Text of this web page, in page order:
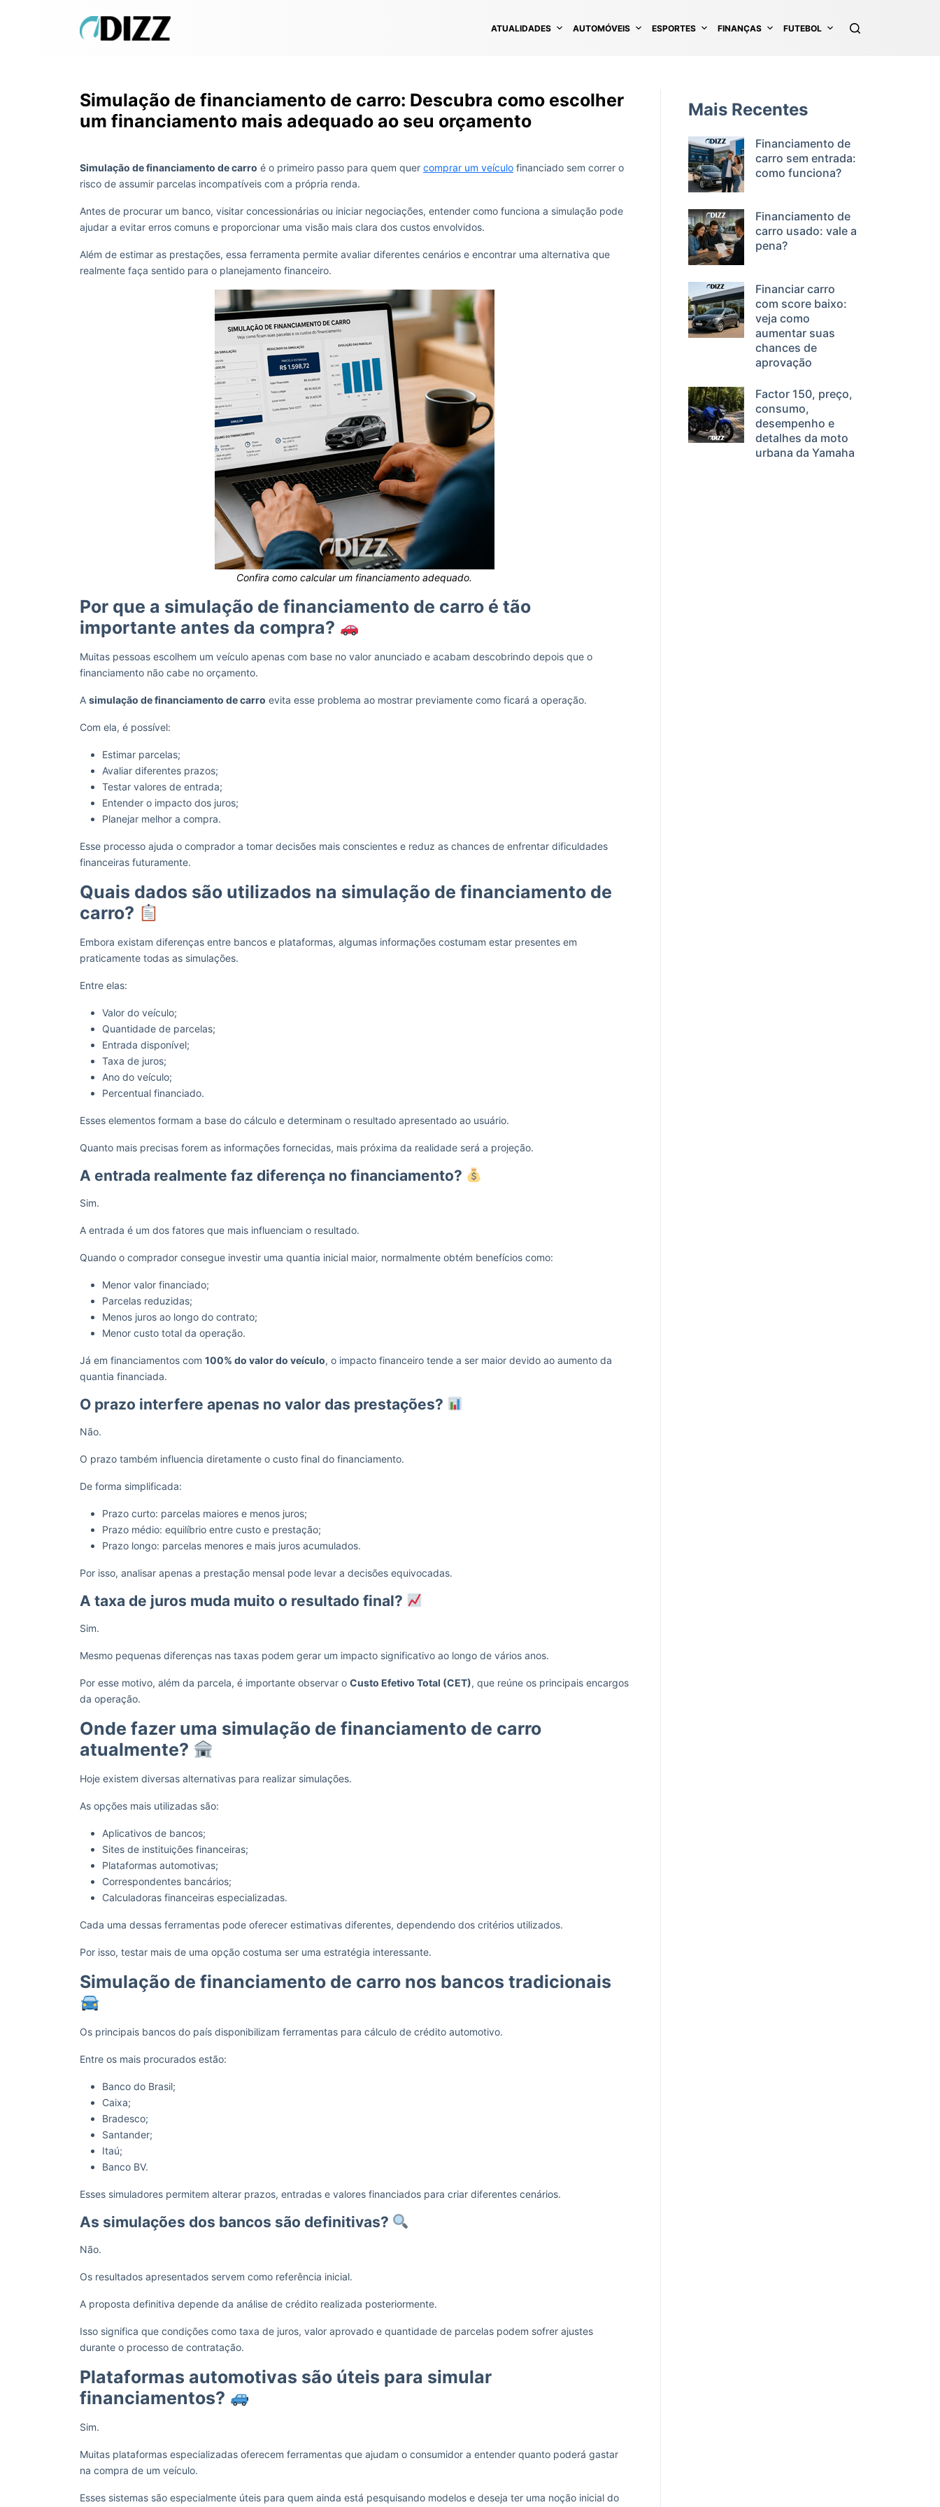
ATUALIDADES AUTOMÓVEIS ESPORTES FINANÇAS FUTEBOL
Simulação de financiamento de carro: Descubra como escolher
um financiamento mais adequado ao seu orçamento
Simulação de financiamento de carro é o primeiro passo para quem quer comprar um veículo financiado sem correr o
risco de assumir parcelas incompatíveis com a própria renda.
Antes de procurar um banco, visitar concessionárias ou iniciar negociações, entender como funciona a simulação pode
ajudar a evitar erros comuns e proporcionar uma visão mais clara dos custos envolvidos.
Além de estimar as prestações, essa ferramenta permite avaliar diferentes cenários e encontrar uma alternativa que
realmente faça sentido para o planejamento financeiro.
Confira como calcular um financiamento adequado.
Por que a simulação de financiamento de carro é tão
importante antes da compra?
Muitas pessoas escolhem um veículo apenas com base no valor anunciado e acabam descobrindo depois que o
financiamento não cabe no orçamento.
A simulação de financiamento de carro evita esse problema ao mostrar previamente como ficará a operação.
Com ela, é possível:
Estimar parcelas;
Avaliar diferentes prazos;
Testar valores de entrada;
Entender o impacto dos juros;
Planejar melhor a compra.
Esse processo ajuda o comprador a tomar decisões mais conscientes e reduz as chances de enfrentar dificuldades
financeiras futuramente.
Quais dados são utilizados na simulação de financiamento de
carro?
Embora existam diferenças entre bancos e plataformas, algumas informações costumam estar presentes em
praticamente todas as simulações.
Entre elas:
Valor do veículo;
Quantidade de parcelas;
Entrada disponível;
Taxa de juros;
Ano do veículo;
Percentual financiado.
Esses elementos formam a base do cálculo e determinam o resultado apresentado ao usuário.
Quanto mais precisas forem as informações fornecidas, mais próxima da realidade será a projeção.
A entrada realmente faz diferença no financiamento?
Sim.
A entrada é um dos fatores que mais influenciam o resultado.
Quando o comprador consegue investir uma quantia inicial maior, normalmente obtém benefícios como:
Menor valor financiado;
Parcelas reduzidas;
Menos juros ao longo do contrato;
Menor custo total da operação.
Já em financiamentos com 100% do valor do veículo, o impacto financeiro tende a ser maior devido ao aumento da
quantia financiada.
O prazo interfere apenas no valor das prestações?
Não.
O prazo também influencia diretamente o custo final do financiamento.
De forma simplificada:
Prazo curto: parcelas maiores e menos juros;
Prazo médio: equilíbrio entre custo e prestação;
Prazo longo: parcelas menores e mais juros acumulados.
Por isso, analisar apenas a prestação mensal pode levar a decisões equivocadas.
A taxa de juros muda muito o resultado final?
Sim.
Mesmo pequenas diferenças nas taxas podem gerar um impacto significativo ao longo de vários anos.
Por esse motivo, além da parcela, é importante observar o Custo Efetivo Total (CET), que reúne os principais encargos
da operação.
Onde fazer uma simulação de financiamento de carro
atualmente?
Hoje existem diversas alternativas para realizar simulações.
As opções mais utilizadas são:
Aplicativos de bancos;
Sites de instituições financeiras;
Plataformas automotivas;
Correspondentes bancários;
Calculadoras financeiras especializadas.
Cada uma dessas ferramentas pode oferecer estimativas diferentes, dependendo dos critérios utilizados.
Por isso, testar mais de uma opção costuma ser uma estratégia interessante.
Simulação de financiamento de carro nos bancos tradicionais
Os principais bancos do país disponibilizam ferramentas para cálculo de crédito automotivo.
Entre os mais procurados estão:
Banco do Brasil;
Caixa;
Bradesco;
Santander;
Itaú;
Banco BV.
Esses simuladores permitem alterar prazos, entradas e valores financiados para criar diferentes cenários.
As simulações dos bancos são definitivas?
Não.
Os resultados apresentados servem como referência inicial.
A proposta definitiva depende da análise de crédito realizada posteriormente.
Isso significa que condições como taxa de juros, valor aprovado e quantidade de parcelas podem sofrer ajustes
durante o processo de contratação.
Plataformas automotivas são úteis para simular
financiamentos?
Sim.
Muitas plataformas especializadas oferecem ferramentas que ajudam o consumidor a entender quanto poderá gastar
na compra de um veículo.
Esses sistemas são especialmente úteis para quem ainda está pesquisando modelos e deseja ter uma noção inicial do
Mais Recentes
Financiamento de
carro sem entrada:
como funciona?
Financiamento de
carro usado: vale a
pena?
Financiar carro
com score baixo:
veja como
aumentar suas
chances de
aprovação
Factor 150, preço,
consumo,
desempenho e
detalhes da moto
urbana da Yamaha